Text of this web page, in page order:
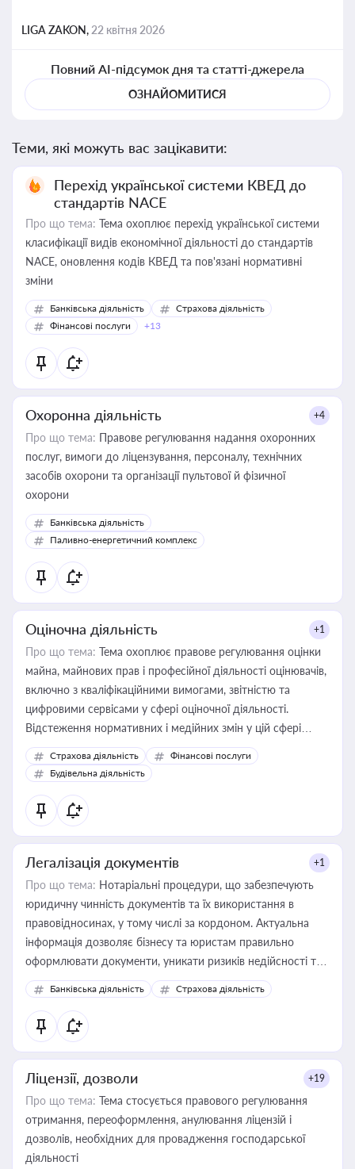
LIGA ZAKON, 22 квітня 2026
Повний AI-підсумок дня та статті-джерела
ОЗНАЙОМИТИСЯ
Теми, які можуть вас зацікавити:
Перехід української системи КВЕД до
стандартів NACE
Про що тема: Тема охоплює перехід української системи
класифікації видів економічної діяльності до стандартів
NACE, оновлення кодів КВЕД та пов'язані нормативні
зміни
Банківська діяльність
Страхова діяльність
Фінансові послуги
+13
Охоронна діяльність +4
Про що тема: Правове регулювання надання охоронних
послуг, вимоги до ліцензування, персоналу, технічних
засобів охорони та організації пультової й фізичної
охорони
Банківська діяльність
Паливно-енергетичний комплекс
Оціночна діяльність +1
Про що тема: Тема охоплює правове регулювання оцінки
майна, майнових прав і професійної діяльності оцінювачів,
включно з кваліфікаційними вимогами, звітністю та
цифровими сервісами у сфері оціночної діяльності.
Відстеження нормативних і медійних змін у цій сфері
корисне для власника бізнесу, керівника, юриста або
бухгалтера під час оподаткування, приватизації, оренди
державного майна, корпоративних угод і перевірки
статусу суб'єктів оціночної діяльності
Страхова діяльність
Фінансові послуги
Будівельна діяльність
Легалізація документів +1
Про що тема: Нотаріальні процедури, що забезпечують
юридичну чинність документів та їх використання в
правовідносинах, у тому числі за кордоном. Актуальна
інформація дозволяє бізнесу та юристам правильно
оформлювати документи, уникати ризиків недійсності та
забезпечувати їх належне прийняття органами влади та
контрагентами
Банківська діяльність Страхова діяльність
Ліцензії, дозволи +19
Про що тема: Тема стосується правового регулювання
отримання, переоформлення, анулювання ліцензій і
дозволів, необхідних для провадження господарської
діяльності